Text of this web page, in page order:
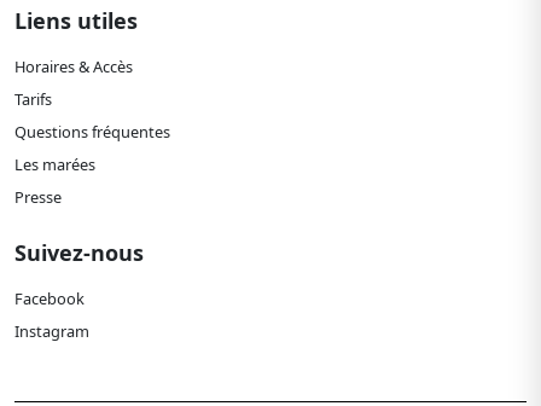
Liens utiles
Horaires & Accès
Tarifs
Questions fréquentes
Les marées
Presse
Suivez-nous
Facebook
Instagram